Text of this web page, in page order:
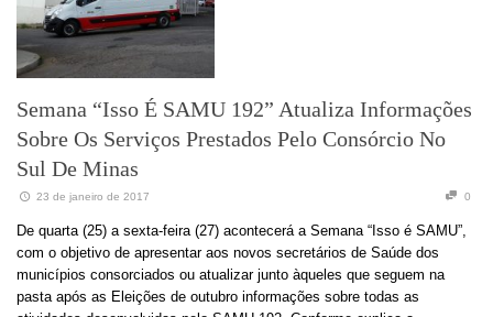
Semana “Isso É SAMU 192” Atualiza Informações
Sobre Os Serviços Prestados Pelo Consórcio No
Sul De Minas
23 de janeiro de 2017 0
De quarta (25) a sexta-feira (27) acontecerá a Semana “Isso é SAMU”,
com o objetivo de apresentar aos novos secretários de Saúde dos
municípios consorciados ou atualizar junto àqueles que seguem na
pasta após as Eleições de outubro informações sobre todas as